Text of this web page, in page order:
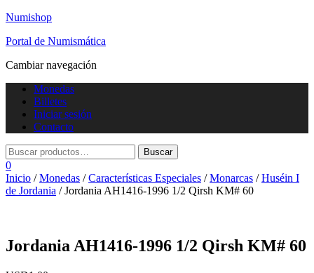
Numishop
Portal de Numismática
Cambiar navegación
Monedas
Billetes
Iniciar sesión
Contacto
0
Inicio /Monedas /Características Especiales /Monarcas /Huséin I
de Jordania / Jordania AH1416-1996 1/2 Qirsh KM# 60
Jordania AH1416-1996 1/2 Qirsh KM# 60